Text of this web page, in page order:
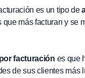
es un tipo de
más facturan y se
facturación es que
de sus clientes